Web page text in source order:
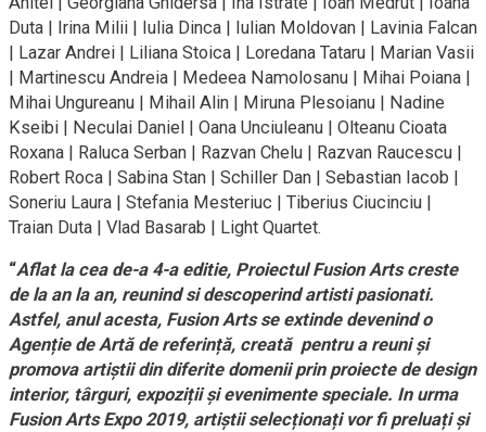
Duta | Irina Milii | Iulia Dinca | Iulian Moldovan | Lavinia Falcan
| Lazar Andrei | Liliana Stoica | Loredana Tataru | Marian Vasii
| Martinescu Andreia | Medeea Namolosanu | Mihai Poiana |
Mihai Ungureanu | Mihail Alin | Miruna Plesoianu | Nadine
Kseibi | Neculai Daniel | Oana Unciuleanu | Olteanu Cioata
Roxana | Raluca Serban | Razvan Chelu | Razvan Raucescu |
Robert Roca | Sabina Stan | Schiller Dan | Sebastian Iacob |
Soneriu Laura | Stefania Mesteriuc | Tiberius Ciucinciu |
Traian Duta | Vlad Basarab | Light Quartet.
“Aflat la cea de-a 4-a editie, Proiectul Fusion Arts creste
de la an la an, reunind si descoperind artisti pasionati.
Astfel, anul acesta, Fusion Arts se extinde devenind o
Agenție de Artă de referință, creată pentru a reuni și
promova artiștii din diferite domenii prin proiecte de design
interior, târguri, expoziții și evenimente speciale. In urma
Fusion Arts Expo 2019, artiștii selecționați vor fi preluați și